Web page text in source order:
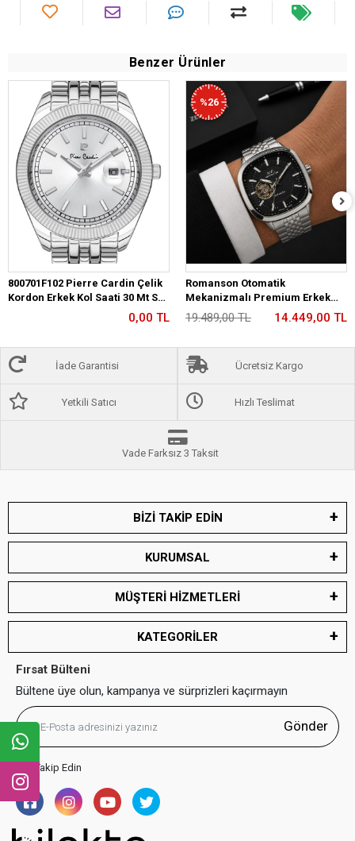
Benzer Ürünler
800701F102 Pierre Cardin Çelik
Kordon Erkek Kol Saati 30 Mt Su
0,00 TL
%26
Romanson Otomatik
Mekanizmalı Premium Erkek
Kol Saati 5 ATM Suya Dayanıklı 2
Yıl Garantili RM2233.12
19.489,00 TL 14.449,00 TL
İade Garantisi Ücretsiz Kargo
Yetkili Satıcı Hızlı Teslimat
Vade Farksız 3 Taksit
BİZİ TAKİP EDİN
KURUMSAL
MÜŞTERİ HİZMETLERİ
KATEGORİLER
Fırsat Bülteni
Bültene üye olun, kampanya ve sürprizleri kaçırmayın
Gönder
Bizi Takip Edin